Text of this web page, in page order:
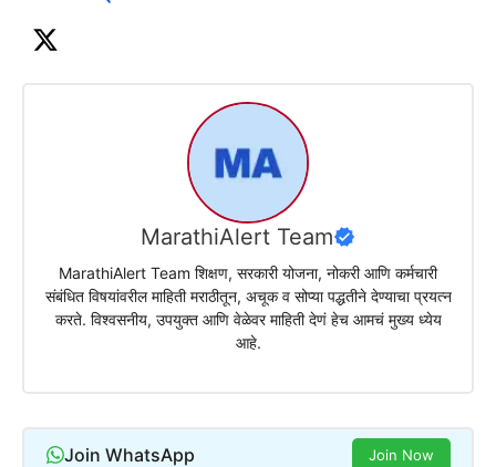
MarathiAlert Team
MarathiAlert Team शिक्षण, सरकारी योजना, नोकरी आणि कर्मचारी
संबंधित विषयांवरील माहिती मराठीतून, अचूक व सोप्या पद्धतीने देण्याचा प्रयत्न
करते. विश्वसनीय, उपयुक्त आणि वेळेवर माहिती देणं हेच आमचं मुख्य ध्येय
आहे.
Join WhatsApp Join Now